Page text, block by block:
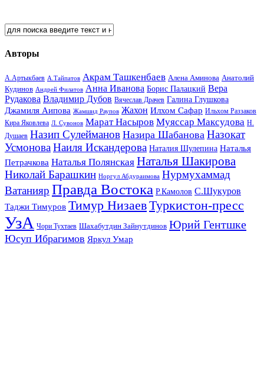
Авторы
А.Артыкбаев А.Тайпатов Акрам Ташкенбаев Алена Аминова Анатолий
Кудинов Андрей Филатов Анна Иванова Борис Палацкий Вера
Рудакова Владимир Дубов Вячеслав Драчев Галина Глушкова
Джамиля Аипова Жамшид Раупов Жахон Илхом Сафар Ильхом Раззаков
Кира Яковлева Л. Сувонов Марат Насыров Муяссар Максудова Н.
Душаев Назип Сулейманов Назира Шабанова Назокат
УсмоноваНаиля Искандерова Наталия Шулепина Наталья
Петрачкова Наталья Полянская Наталья Шакирова
Николай Барашкин Норгул Абдураимова Нурмухаммад
Ватанияр Правда Востока Р.Камолов С.Шукуров
Таджи Тимуров Тимур НизаевТуркистон-пресс
УзА Чори Тухтаев Шахабутдин Зайнутдинов Юрий Гентшке
Юсуп Ибрагимов Яркул Умар